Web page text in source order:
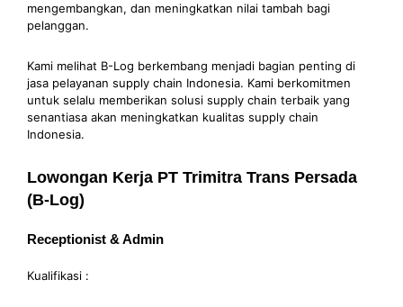
mengembangkan, dan meningkatkan nilai tambah bagi
pelanggan.
Kami melihat B-Log berkembang menjadi bagian penting di
jasa pelayanan supply chain Indonesia. Kami berkomitmen
untuk selalu memberikan solusi supply chain terbaik yang
senantiasa akan meningkatkan kualitas supply chain
Indonesia.
Lowongan Kerja PT Trimitra Trans Persada
(B-Log)
Receptionist & Admin
Kualifikasi :